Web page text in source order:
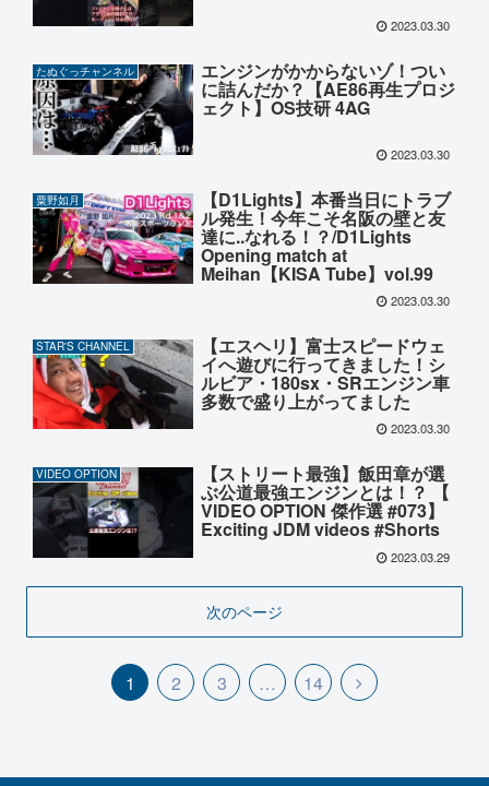
2023.03.30
たぬぐっチャンネル エンジンがかからないゾ！つい
に詰んだか？【AE86再生プロジ
ェクト】OS技研 4AG
2023.03.30
粟野如月 【D1Lights】本番当日にトラブ
ル発生！今年こそ名阪の壁と友
達に..なれる！？/D1Lights
Opening match at
Meihan【KISA Tube】vol.99
2023.03.30
STAR'S CHANNEL 【エスヘリ】富士スピードウェ
イへ遊びに行ってきました！シ
ルビア・180sx・SRエンジン車
多数で盛り上がってました
2023.03.30
VIDEO OPTION 【ストリート最強】飯田章が選
ぶ公道最強エンジンとは！？ 【
VIDEO OPTION 傑作選 #073】
Exciting JDM videos #Shorts
2023.03.29
次のページ
1 2 3 … 14